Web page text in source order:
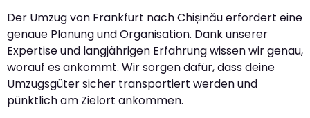
Der Umzug von Frankfurt nach Chișinău erfordert eine
genaue Planung und Organisation. Dank unserer
Expertise und langjährigen Erfahrung wissen wir genau,
worauf es ankommt. Wir sorgen dafür, dass deine
Umzugsgüter sicher transportiert werden und
pünktlich am Zielort ankommen.